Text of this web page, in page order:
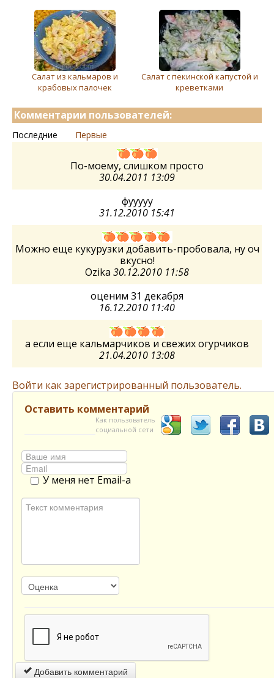
Салат из кальмаров и
крабовых палочек
Салат с пекинской капустой и
креветками
Комментарии пользователей:
Последние Первые
По-моему, слишком просто
30.04.2011 13:09
фууууу
31.12.2010 15:41
Можно еще кукурузки добавить-пробовала, ну оч
вкусно!
Ozika 30.12.2010 11:58
оценим 31 декабря
16.12.2010 11:40
а если еще кальмарчиков и свежих огурчиков
21.04.2010 13:08
Войти как зарегистрированный пользователь.
Оставить комментарий
Как пользователь
социальной сети
У меня нет Email-а
Добавить комментарий